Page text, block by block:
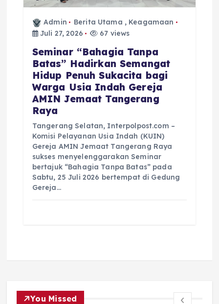
Admin Berita Utama , Keagamaan
Juli 27, 2026
67 views
Seminar “Bahagia Tanpa
Batas” Hadirkan Semangat
Hidup Penuh Sukacita bagi
Warga Usia Indah Gereja
AMIN Jemaat Tangerang
Raya
Tangerang Selatan, Interpolpost.com –
Komisi Pelayanan Usia Indah (KUIN)
Gereja AMIN Jemaat Tangerang Raya
sukses menyelenggarakan Seminar
bertajuk “Bahagia Tanpa Batas” pada
Sabtu, 25 Juli 2026 bertempat di Gedung
Gereja…
You Missed